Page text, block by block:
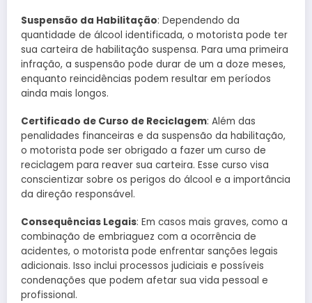
Suspensão da Habilitação: Dependendo da
quantidade de álcool identificada, o motorista pode ter
sua carteira de habilitação suspensa. Para uma primeira
infração, a suspensão pode durar de um a doze meses,
enquanto reincidências podem resultar em períodos
ainda mais longos.
Certificado de Curso de Reciclagem: Além das
penalidades financeiras e da suspensão da habilitação,
o motorista pode ser obrigado a fazer um curso de
reciclagem para reaver sua carteira. Esse curso visa
conscientizar sobre os perigos do álcool e a importância
da direção responsável.
Consequências Legais: Em casos mais graves, como a
combinação de embriaguez com a ocorrência de
acidentes, o motorista pode enfrentar sanções legais
adicionais. Isso inclui processos judiciais e possíveis
condenações que podem afetar sua vida pessoal e
profissional.